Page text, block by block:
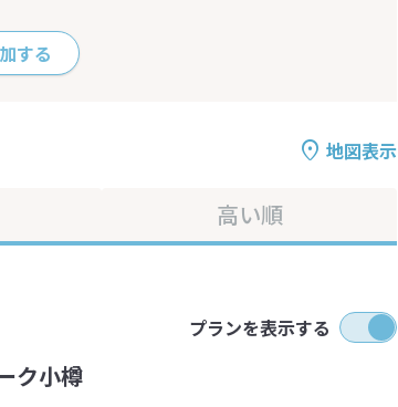
する
地図表示
高い順
プランを表示する
ク小樽